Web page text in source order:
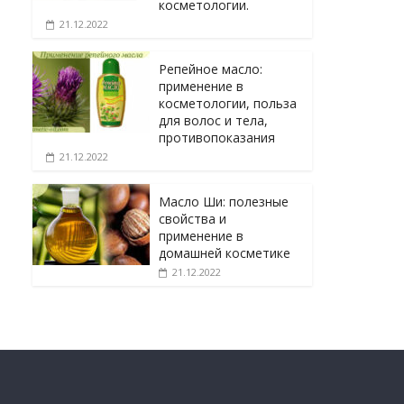
косметологии.
21.12.2022
Репейное масло:
применение в
косметологии, польза
для волос и тела,
противопоказания
21.12.2022
Масло Ши: полезные
свойства и
применение в
домашней косметике
21.12.2022